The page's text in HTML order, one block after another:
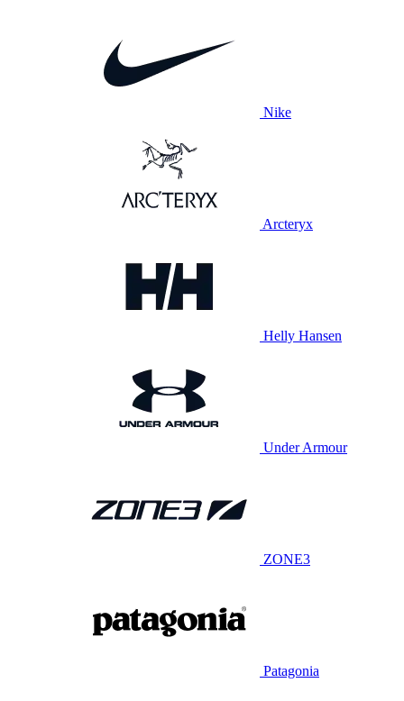
Nike
Arcteryx
Helly Hansen
Under Armour
ZONE3
Patagonia